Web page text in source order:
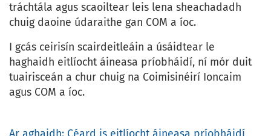
tráchtála agus scaoiltear leis lena sheachadadh
chuig daoine údaraithe gan COM a íoc.
I gcás ceirisín scairdeitleáin a úsáidtear le
haghaidh eitlíocht áineasa príobháidí, ní mór duit
tuairisceán a chur chuig na Coimisinéirí Ioncaim
agus COM a íoc.